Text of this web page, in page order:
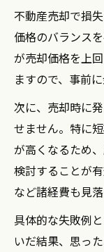
売却タ
計画
資産
投資
調査の
不動産売却で損
価格のバランス
が売却価格を上
ますので、事前
次に、売却時に
せません。特に
が高くなるため
検討することが
など諸経費も見
具体的な失敗例
いだ結果、思っ